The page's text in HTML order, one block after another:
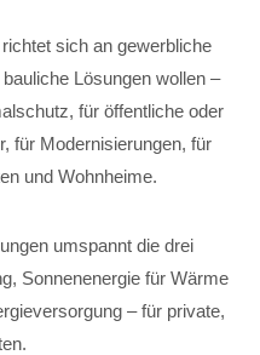
sich an gewerbliche
Lösungen wollen –
für öffentliche oder
für Modernisierungen, für
und Wohnheime.
umspannt die drei
Sonnenenergie für Wärme
– für private,